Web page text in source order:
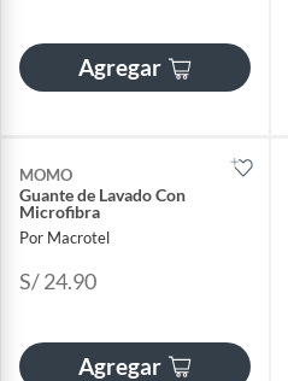
Agregar
MOMO
Guante de Lavado Con
Microfibra
Por Macrotel
S/ 24.90
Agregar